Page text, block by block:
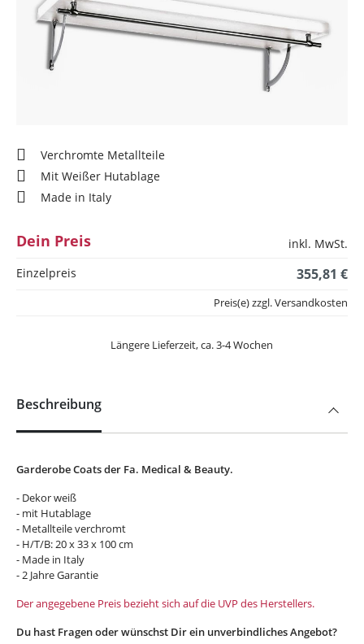
Verchromte Metallteile
Mit Weißer Hutablage
Made in Italy
Dein Preis
inkl. MwSt.
Einzelpreis
355,81 €
Längere Lieferzeit, ca. 3-4 Wochen
Preis(e) zzgl. Versandkosten
Beschreibung
Garderobe Coats der Fa. Medical & Beauty.
- Dekor weiß
- mit Hutablage
- Metallteile verchromt
- H/T/B: 20 x 33 x 100 cm
- Made in Italy
- 2 Jahre Garantie
Der angegebene Preis bezieht sich auf die UVP des Herstellers.
Du hast Fragen oder wünschst Dir ein unverbindliches Angebot?